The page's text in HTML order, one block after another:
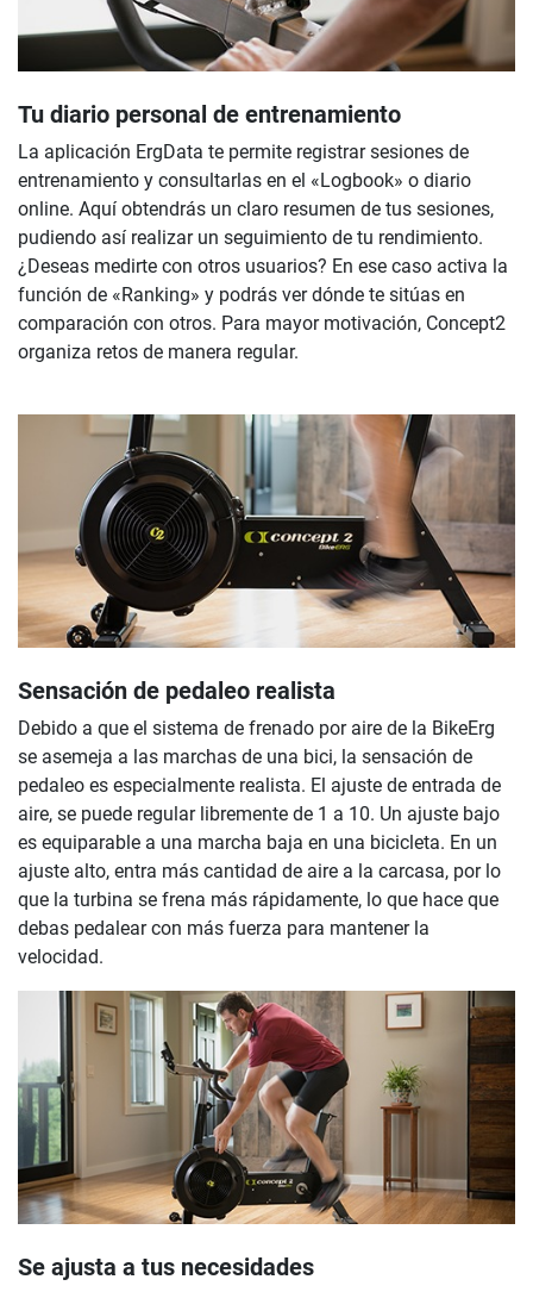
Tu diario personal de entrenamiento
La aplicación ErgData te permite registrar sesiones de
entrenamiento y consultarlas en el «Logbook» o diario
online. Aquí obtendrás un claro resumen de tus sesiones,
pudiendo así realizar un seguimiento de tu rendimiento.
¿Deseas medirte con otros usuarios? En ese caso activa la
función de «Ranking» y podrás ver dónde te sitúas en
comparación con otros. Para mayor motivación, Concept2
organiza retos de manera regular.
Sensación de pedaleo realista
Debido a que el sistema de frenado por aire de la BikeErg
se asemeja a las marchas de una bici, la sensación de
pedaleo es especialmente realista. El ajuste de entrada de
aire, se puede regular libremente de 1 a 10. Un ajuste bajo
es equiparable a una marcha baja en una bicicleta. En un
ajuste alto, entra más cantidad de aire a la carcasa, por lo
que la turbina se frena más rápidamente, lo que hace que
debas pedalear con más fuerza para mantener la
velocidad.
Se ajusta a tus necesidades